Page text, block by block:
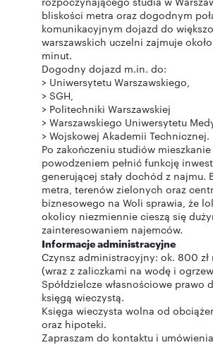
bliskości metra oraz dogodnym
komunikacyjnym dojazd do
warszawskich uczelni zajmuje
minut.
Dogodny dojazd m.in. do:
> Uniwersytetu Warszawskiego,
> SGH,
> Politechniki Warszawskiej
> Warszawskiego Uniwersytetu
> Wojskowej Akademii Technicznej.
Po zakończeniu studiów
powodzeniem pełnić funkcję
generującej stały dochód z najmu.
metra, terenów zielonych oraz
biznesowego na Woli sprawia, że
okolicy niezmiennie cieszą się
zainteresowaniem najemców.
Informacje administracyjne
Czynsz administracyjny: ok. 800 zł
(wraz z zaliczkami na wodę i
Spółdzielcze własnościowe prawo
księgą wieczystą.
Księga wieczysta wolna od
oraz hipoteki.
Zapraszam do kontaktu i